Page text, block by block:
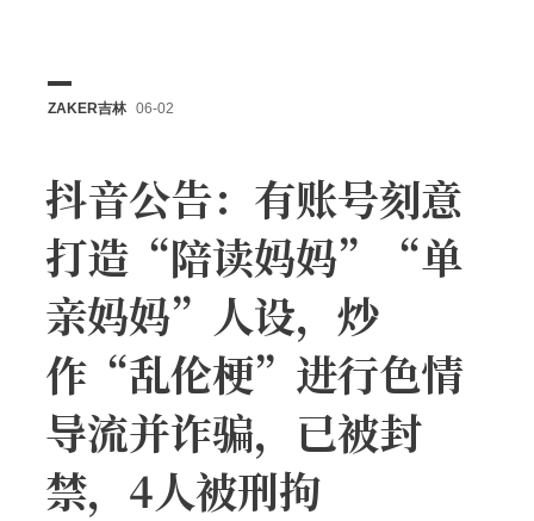
ZAKER吉林 06-02
抖音公告：有账号刻意
打造“陪读妈妈”“单
亲妈妈”人设，炒
作“乱伦梗”进行色情
导流并诈骗，已被封
禁，4人被刑拘